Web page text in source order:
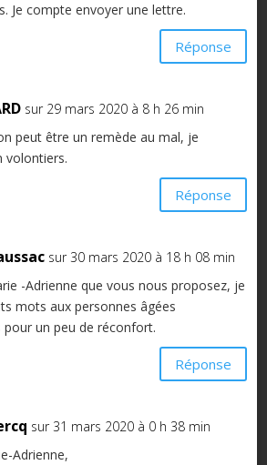
Je compte envoyer une lettre.
Réponse
sur 29 mars 2020 à 8 h 26 min
peut être un remède au mal, je
volontiers.
Réponse
sur 30 mars 2020 à 18 h 08 min
-Adrienne que vous nous proposez, je
mots aux personnes âgées
pour un peu de réconfort.
Réponse
sur 31 mars 2020 à 0 h 38 min
Adrienne,